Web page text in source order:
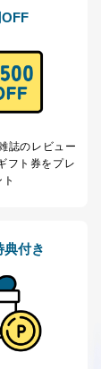
て協力
あると
を結ん
を委
。
業です
、販売
につ
誌のレビュー
フト券をプレ
典付き